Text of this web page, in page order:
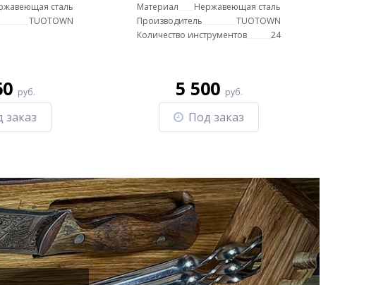
сталь
TUOTOWN
руб.
заказ
LX-24
Материал
Нержавеющая сталь
Производитель
TUOTOWN
Количество инструментов
24
5 500 руб.
Под заказ